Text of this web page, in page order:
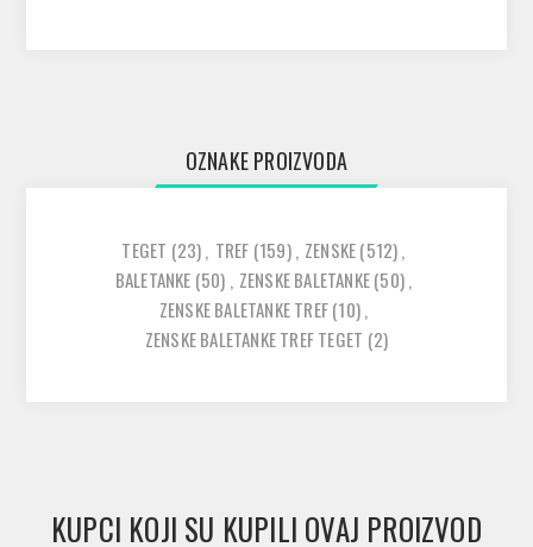
OZNAKE PROIZVODA
TEGET (23), TREF (159), ZENSKE(512),
BALETANKE (50) , ZENSKE BALETANKE(50),
ZENSKE BALETANKE TREF(10),
ZENSKE BALETANKE TREF TEGET (2)
KUPCI KOJI SU KUPILI OVAJ PROIZVOD